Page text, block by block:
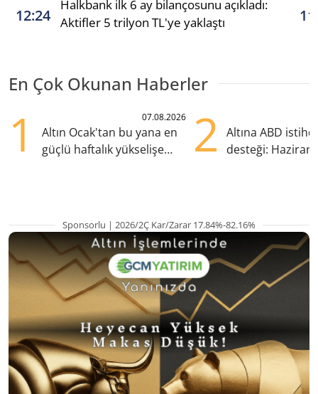
12:24
Halkbank ilk 6 ay bilançosunu açıkladı:
Aktifler 5 trilyon TL'ye yaklaştı
En Çok Okunan Haberler
1 07.08.2026
Altın Ocak'tan bu yana en
güçlü haftalık yükselişe
2
Altına ABD
desteği:
Sponsorlu | 2026/2Ç Kar/Zarar 17.84%-82.16%